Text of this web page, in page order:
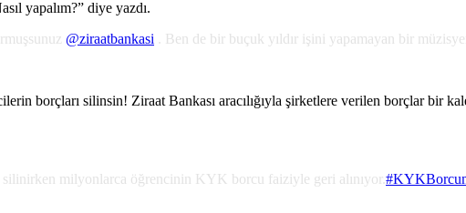
yapalım?” diye yazdı.
@ziraatbankasi . Ben de bir buçuk yıldır işini yapamayan bir
borçları silinsin! Ziraat Bankası aracılığıyla şirketlere verilen borçlar
silinirken milyonlarca öğrencinin KYK borcu faiziyle geri alınıyor.